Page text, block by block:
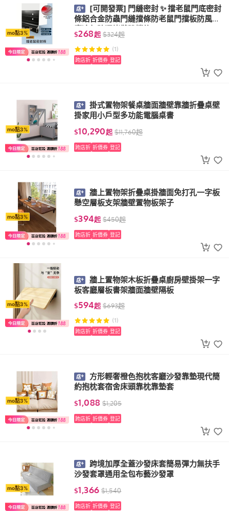
mo點3%
[可開發票] 門縫密封 ✨ 擋老鼠門底密封
條鋁合金防蟲門縫擋條防老鼠門擋板防風防
塵冷氣防漏堵縫隙擋條
$268起 $324起
(1)
跨店折 折價券 登記
mo點3%
掛式置物架餐桌牆面牆壁靠牆折疊桌壁
掛家用小戶型多功能電腦桌書
$10,290起 $11,760起
跨店折 折價券 登記
mo點3%
牆上置物架折疊桌掛牆面免打孔一字板
懸空層板支架牆壁置物板架子
$394起 $450起
跨店折 折價券 登記
mo點3%
牆上置物架木板折疊桌廚房壁掛架一字
板客廳層板書架牆面牆壁隔板
$594起 $693起
(1)
跨店折 折價券 登記
mo點3%
方形輕奢橙色抱枕客廳沙發靠墊現代簡
約抱枕套宿舍床頭靠枕靠墊套
$1,088 $1,205
跨店折 折價券 登記
mo點3%
跨境加厚全蓋沙發床套簡易彈力無扶手
沙發套罩通用全包布藝沙發罩
$1,366 $1,540
跨店折 折價券 登記